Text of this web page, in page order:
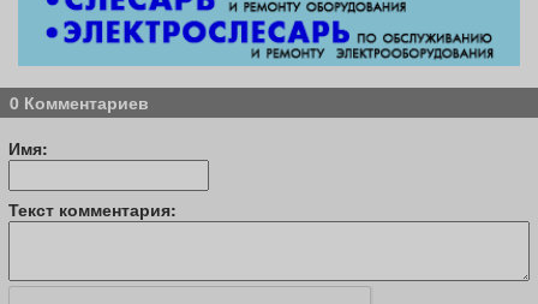
0 Комментариев
Имя:
Текст комментария: